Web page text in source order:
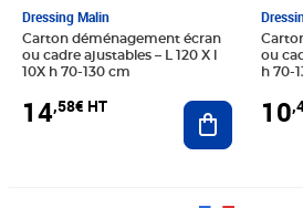
Dressing Malin
Carton déménagement écran
ou cadre ajustables – L 120 X l
10X h 70-130 cm
14,58€ HT Ajouter au
ou
h 70-
10